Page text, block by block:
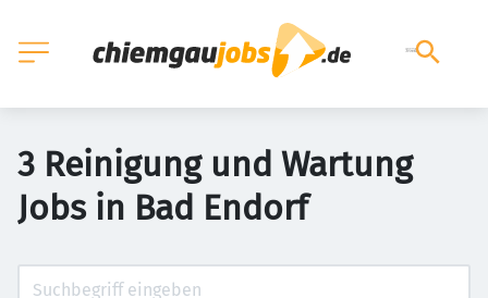
3 Reinigung und Wartung
Jobs in Bad Endorf